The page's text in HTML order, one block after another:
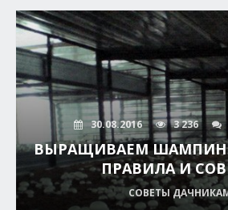
30.08.2016 3 236
ВЫРАЩИВАЕМ
ПРАВИЛА И
СОВЕТЫ